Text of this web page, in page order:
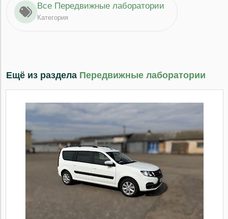
Все Передвижные лаборатории
Категория
Ещё из раздела Передвижные лаборатории